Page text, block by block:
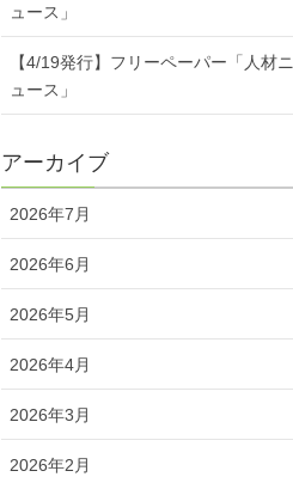
ュース」
【4/19発行】フリーペーパー「人材ニ
ュース」
アーカイブ
2026年7月
2026年6月
2026年5月
2026年4月
2026年3月
2026年2月